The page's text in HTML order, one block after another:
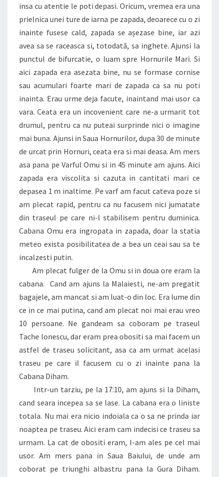
insa cu atentie le poti depasi. Oricum, vremea era una
prielnica unei ture de iarna pe zapada, deoarece cu o zi
inainte fusese cald, zapada se așezase bine, iar azi
avea sa se raceasca si, totodată, sa inghete. Ajunsi la
punctul de bifurcatie, o luam spre Hornurile Mari. Si
aici zapada era asezata bine, nu se formase cornise
sau acumulari foarte mari de zapada ca sa nu poti
inainta. Erau urme deja facute, inaintand mai usor ca
vara. Ceata era un incovenient care ne-a urmarit tot
drumul, pentru ca nu puteai surprinde nici o imagine
mai buna. Ajunsi in Saua Hornurilor, dupa 30 de minute
de urcat prin Hornuri, ceata era si mai deasa. Am mers
asa pana pe Varful Omu si in 45 minute am ajuns. Aici
zapada era viscolita si cazuta in cantitati mari ce
depasea 1 m inaltime. Pe varf am facut cateva poze si
am plecat rapid, pentru ca nu facusem nici jumatate
din traseul pe care ni-l stabilisem pentru duminica.
Cabana Omu era ingropata in zapada, doar la statia
meteo exista posibilitatea de a bea un ceai sau sa te
incalzesti putin.
Am plecat fulger de la Omu si in doua ore eram la
cabana. Cand am ajuns la Malaiesti, ne-am pregatit
bagajele, am mancat si am luat-o din loc. Era lume din
ce in ce mai putina, cand am plecat noi mai erau vreo
10 persoane. Ne gandeam sa coboram pe traseul
Tache Ionescu, dar eram prea obositi sa mai facem un
astfel de traseu solicitant, asa ca am urmat acelasi
traseu pe care il facusem cu o zi inainte pana la
Cabana Diham.
Intr-un tarziu, pe la 17:10, am ajuns si la Diham,
cand seara incepea sa se lase. La cabana era o liniste
totala. Nu mai era nicio indoiala ca o sa ne prinda iar
noaptea pe traseu. Aici eram cam indecisi ce traseu sa
urmam. La cat de obositi eram, l-am ales pe cel mai
usor. Am mers pana in Saua Baiului, de unde am
coborat pe triunghi albastru pana la Gura Diham.